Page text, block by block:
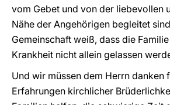
vom Gebet und von der liebevollen
Nähe der Angehörigen begleitet
Gemeinschaft weiß, dass die
Krankheit nicht allein gelassen
Und wir müssen dem Herrn danken
Erfahrungen kirchlicher